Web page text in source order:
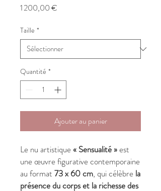
1 200,00 €
Taille *
Quantité *
Ajouter au panier
Le nu artistique« Sensualité »est
une œuvre figurative contemporaine
au format 73 x 60 cm, qui célèbre la
présence du corps et la richesse des